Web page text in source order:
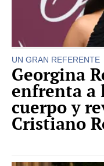
UN GRAN REFERENTE
Georgina
enfrenta a
cuerpo y
Cristiano